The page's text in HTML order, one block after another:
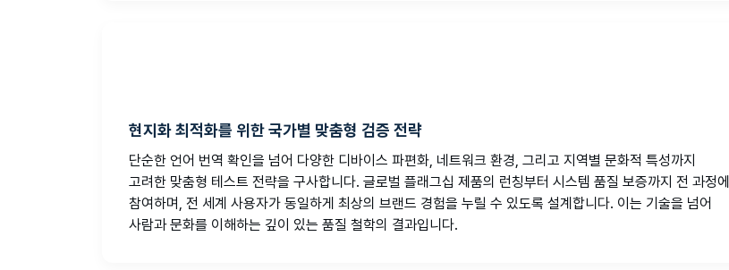
현지화 최적화를 위한 국가별 맞춤형 검증 전략
단순한 언어 번역 확인을 넘어 다양한 디바이스 파편화, 네트워크 환경, 그리고 지역별 문화적 특성까지
고려한 맞춤형 테스트 전략을 구사합니다. 글로벌 플래그십 제품의 런칭부터 시스템 품질 보증까지 전 과정에
참여하며, 전 세계 사용자가 동일하게 최상의 브랜드 경험을 누릴 수 있도록 설계합니다. 이는 기술을 넘어
사람과 문화를 이해하는 깊이 있는 품질 철학의 결과입니다.